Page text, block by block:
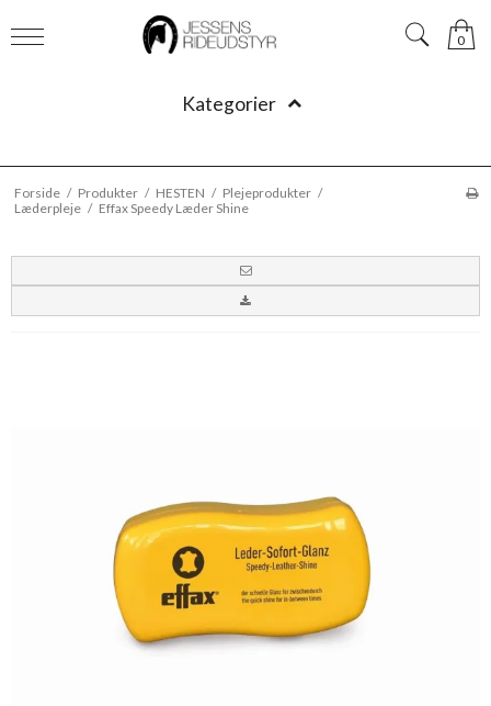
0
Kategorier
Forside / Produkter / HESTEN / Plejeprodukter /
Læderpleje / Effax Speedy Læder Shine